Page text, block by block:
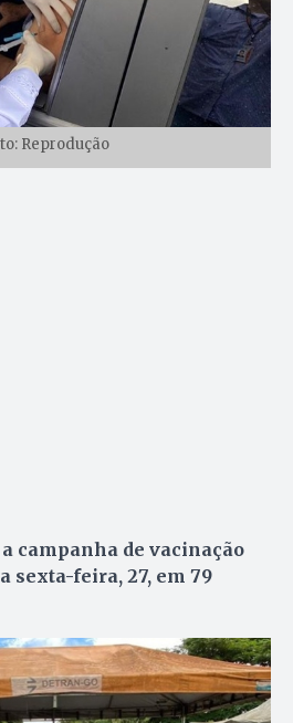
Reprodução
campanha de vacinação
sexta-feira, 27, em 79